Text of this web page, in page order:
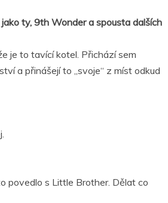
ty, 9th Wonder a spousta dalších
je to tavící kotel. Přichází sem
a přinášejí to „svoje“ z míst odkud
povedlo s Little Brother. Dělat co